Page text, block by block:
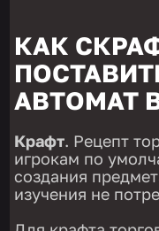
КАК
АВТОМАТ
Крафт. Рецепт
игрокам по
создания
изучения не